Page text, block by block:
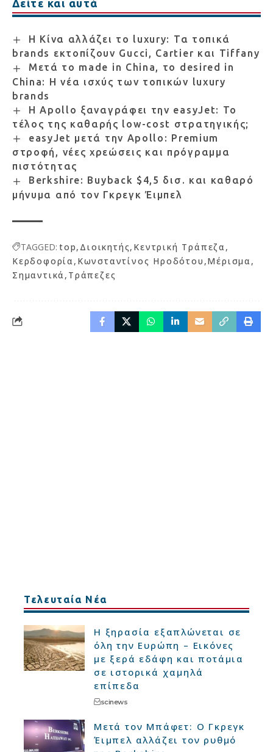
Δείτε και αυτά
Η Κίνα αλλάζει το luxury: Τα τοπικά
brands εκτοπίζουν Gucci, Cartier και Tiffany
Μετά το made in China, το desired in
China: Η νέα ισχύς των τοπικών luxury
brands
Η Apollo ξαναγράφει την easyJet: Το
τέλος της καθαρής low-cost στρατηγικής;
easyJet μετά την Apollo: Premium
στροφή, νέες χρεώσεις και πρόγραμμα
πιστότητας
Berkshire: Buyback $4,5 δισ. και καθαρό
μήνυμα από τον Γκρεγκ Έιμπελ
TAGGED: top Διοικητής Κεντρική Τράπεζα
Κερδοφορία Κωνσταντίνος Ηροδότου Μέρισμα
Σημαντικά Τράπεζες
Τελευταία Νέα
Η ξηρασία εξαπλώνεται σε
όλη την Ευρώπη – Εικόνες
με ξερά εδάφη και ποτάμια
σε ιστορικά χαμηλά
επίπεδα
scinews
Μετά τον Μπάφετ: Ο Γκρεγκ
Έιμπελ αλλάζει τον ρυθμό